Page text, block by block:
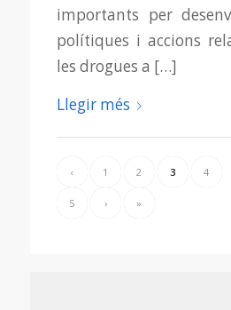
importants per
polítiques i accions
les drogues a […]
Llegir més
‹ 1 2 3 4
5 › »